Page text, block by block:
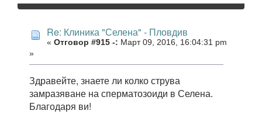
Re: Клиника "Селена" - Пловдив
« Отговор #915 -: Март 09, 2016, 16:04:31 pm
»
Здравейте, знаете ли колко струва
замразяване на сперматозоиди в Селена.
Благодаря ви!